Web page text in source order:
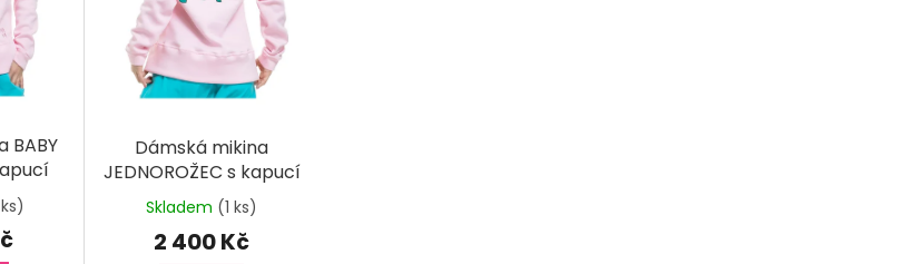
BABY
Dámská mikina
JEDNOROŽEC s kapucí
Skladem (1 ks)
2 400 Kč